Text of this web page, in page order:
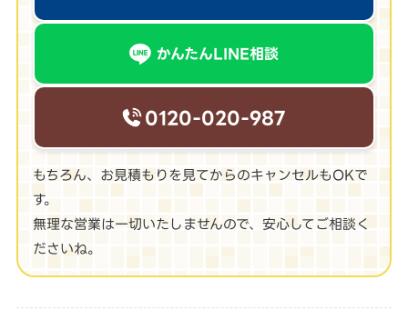
かんたんLINE相談
0120-020-987
もちろん、お見積もりを見てからのキャンセルもOKで
す。
無理な営業は一切いたしませんので、安心してご相談く
ださいね。